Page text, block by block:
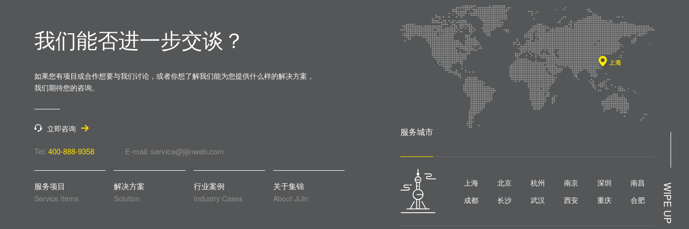
WIPE UP
我们能否进一步交谈？
如果您有项目或合作想要与我们讨论，或者你想了解我们能为您提供什么样的解决方案，
我们期待您的咨询。
立即咨询
Tel:400-888-9358 E-mail: service@jijinweb.com
服务项目
Service Items
解决方案
Solution
行业案例
Industry Cases
关于集锦
About JiJin
服务城市
上海 北京 杭州 南京 深圳
南昌
成都
长沙 武汉 西安 重庆 合肥